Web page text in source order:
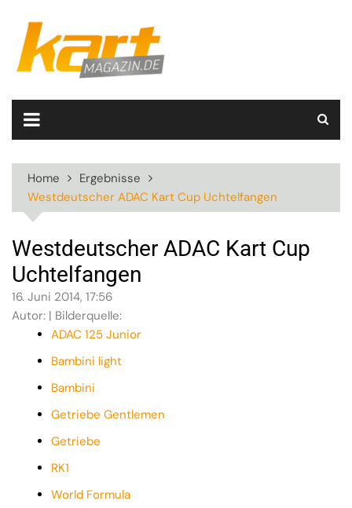
content
Home
Ergebnisse
Westdeutscher ADAC Kart Cup Uchtelfangen
Westdeutscher ADAC Kart Cup
Uchtelfangen
16. Juni 2014, 17:56
Autor: | Bilderquelle:
ADAC 125 Junior
Bambini light
Bambini
Getriebe Gentlemen
Getriebe
RK1
World Formula